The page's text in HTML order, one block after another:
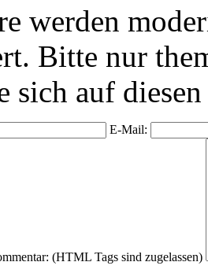
werden
Bitte nur
sich auf
E-Mail:
(HTML Tags sind zugelassen)